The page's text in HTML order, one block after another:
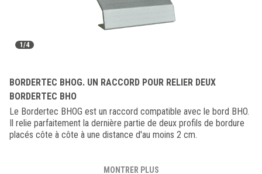
1/4
BORDERTEC BHOG. UN RACCORD POUR RELIER DEUX
BORDERTEC BHO
Le Bordertec BHOG est un raccord compatible avec le bord BHO.
Il relie parfaitement la dernière partie de deux profils de bordure
placés côte à côte à une distance d'au moins 2 cm.
MONTRER PLUS